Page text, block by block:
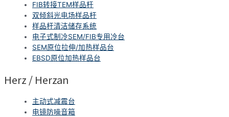
FIB转接TEM样品杆
双倾斜光电场样品杆
样品杆清洁储存系统
电子式制冷SEM/FIB专用冷台
SEM原位拉伸/加热样品台
EBSD原位加热样品台
Herz / Herzan
主动式减震台
电镜防噪音箱